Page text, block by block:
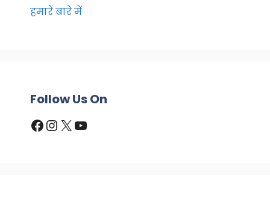
हमारे बारे में
Follow Us On
Facebook
Instagram
X YouTube